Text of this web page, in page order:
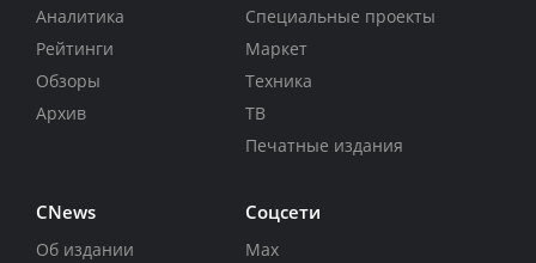
Аналитика
Рейтинги
Обзоры
Архив
Специальные проекты
Маркет
Техника
ТВ
Печатные издания
CNews
Об издании
Соцсети
Max